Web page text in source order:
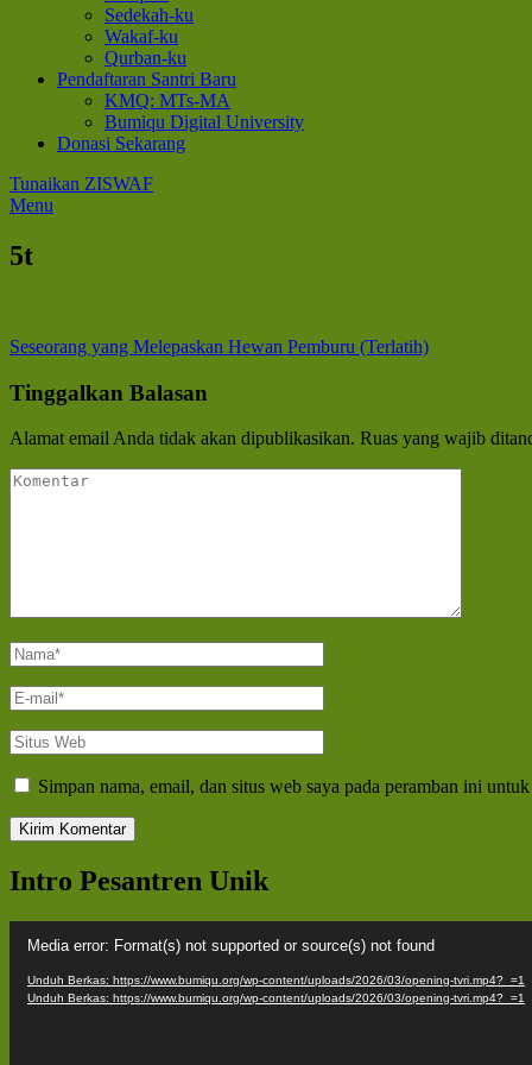
Sedekah-ku
Wakaf-ku
Qurban-ku
Pendaftaran Santri Baru
KMQ: MTs-MA
Bumiqu Digital University
Donasi Sekarang
Tunaikan ZISWAF
Menu
5t
Navigasi
pos
Seseorang yang Melepaskan Hewan Pemburu (Terlatih)
Tinggalkan Balasan
Alamat email Anda tidak akan dipublikasikan. Ruas yang wajib
Komentar
Nama*
E-
mail*
Situs
Web
Simpan nama, email, dan situs web saya pada peramban ini
Intro Pesantren Unik
Video
Media error: Format(s) not supported or source(s) not found
Unduh Berkas: https://www.bumiqu.org/wp-content/uploads/2026/03/opening-tvri.mp4?_=1
Unduh Berkas: https://www.bumiqu.org/wp-content/uploads/2026/03/opening-tvri.mp4?_=1